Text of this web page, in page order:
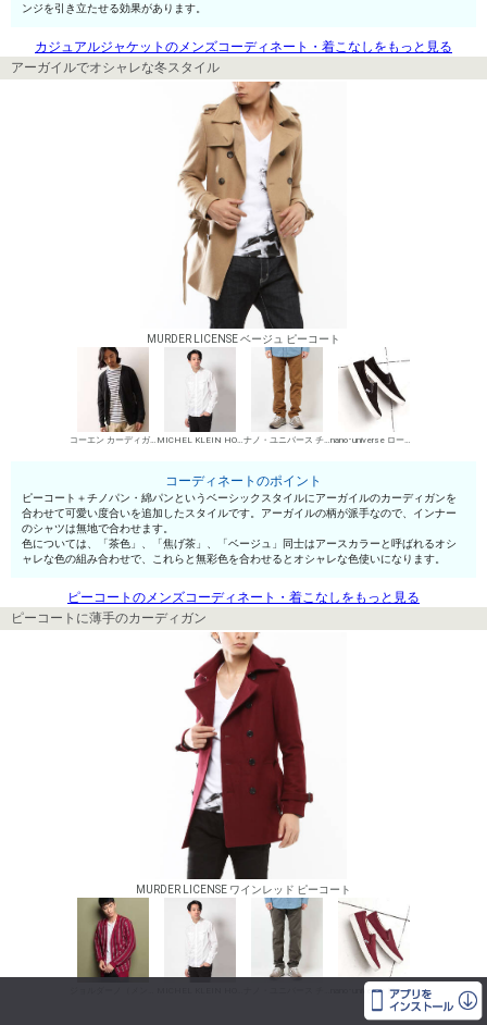
ンジを引き立たせる効果があります。
カジュアルジャケットのメンズコーディネート・着こなしをもっと見る
アーガイルでオシャレな冬スタイル
MURDER LICENSE ベージュ ピーコート
コーエン カーディガン MICHEL KLEIN HOMME シャツ ナノ・ユニバース チノパン・綿パン nano･universe ローカットスニーカー
コーディネートのポイント
ピーコート＋チノパン・綿パンというベーシックスタイルにアーガイルのカーディガンを
合わせて可愛い度合いを追加したスタイルです。アーガイルの柄が派手なので、インナー
のシャツは無地で合わせます。
色については、「茶色」、「焦げ茶」、「ベージュ」同士はアースカラーと呼ばれるオシ
ャレな色の組み合わせで、これらと無彩色を合わせるとオシャレな色使いになります。
ピーコートのメンズコーディネート・着こなしをもっと見る
ピーコートに薄手のカーディガン
MURDER LICENSE ワインレッド ピーコート
nano･universe ローカットスニーカー